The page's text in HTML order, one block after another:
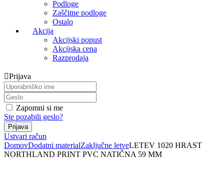
Podloge
Zaščitne podloge
Ostalo
Akcija
Akcijski popust
Akcijska cena
Razprodaja
Prijava
Zapomni si me
Ste pozabili geslo?
Ustvari račun
DomovDodatni materialZaključne letveLETEV 1020 HRAST
NORTHLAND PRINT PVC NATIČNA 59 MM